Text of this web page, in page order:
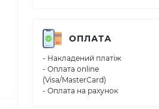
ОПЛАТА
- Накладений платіж
- Оплата online
(Visa/MasterCard)
- Оплата на рахунок